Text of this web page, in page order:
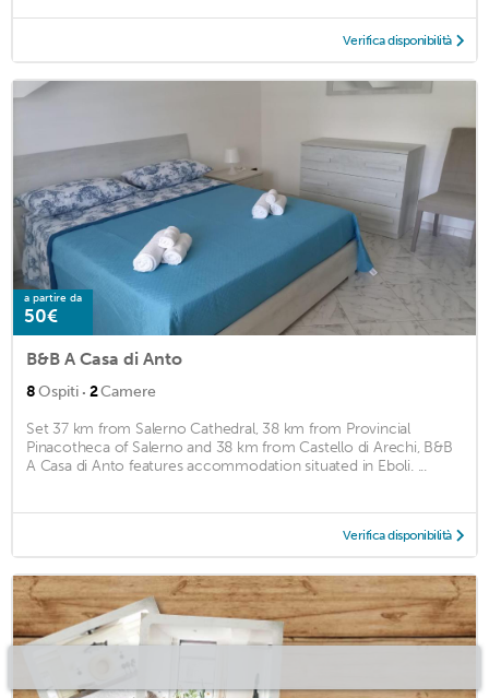
Verifica disponibilità
a partire da
50€
B&B A Casa di Anto
8Ospiti · 2Camere
Set 37 km from Salerno Cathedral, 38 km from Provincial
Pinacotheca of Salerno and 38 km from Castello di Arechi, B&B
A Casa di Anto features accommodation situated in Eboli. ...
Verifica disponibilità